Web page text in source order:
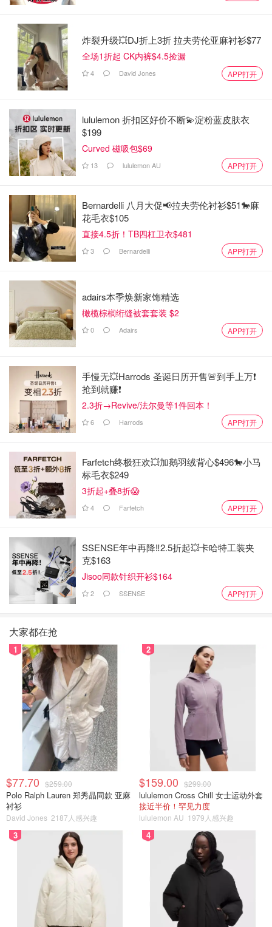
炸裂升级💥DJ折上3折 拉夫劳伦亚麻衬衫$77
全场1折起 CK内裤$4.5捡漏
4 David Jones APP打开
lululemon 折扣区好价不断💫淀粉蓝皮肤衣
$199
Curved 磁吸包$69
13 lululemon AU APP打开
Bernardelli 八月大促📢拉夫劳伦衬衫$51🐎麻
花毛衣$105
直接4.5折！TB四杠卫衣$481
3 Bernardelli APP打开
adairs本季焕新家饰精选
橄榄棕榈绗缝被套套装 $2
0 Adairs APP打开
手慢无💥Harrods 圣诞日历开售🚨到手上万❗️
抢到就赚❗️
2.3折→Revive/法尔曼等1件回本！
6 Harrods APP打开
Farfetch终极狂欢💥加鹅羽绒背心$496🐎小马
标毛衣$249
3折起+叠8折😱
4 Farfetch APP打开
SSENSE年中再降‼️2.5折起💥卡哈特工装夹
克$163
Jisoo同款针织开衫$164
2 SSENSE APP打开
大家都在抢
1
$77.70 $259.00
Polo Ralph Lauren 郑秀晶同款 亚麻
衬衫
David Jones 2187人感兴趣
2
$159.00 $299.00
lululemon Cross Chill 女士运动外套
接近半价！罕见力度
lululemon AU 1979人感兴趣
3 4